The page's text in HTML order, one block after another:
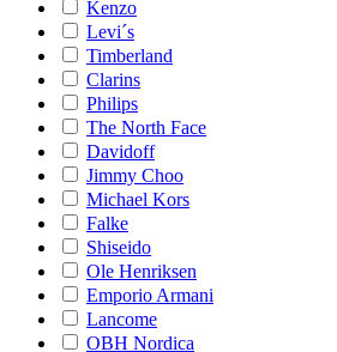
Kenzo
Levi´s
Timberland
Clarins
Philips
The North Face
Davidoff
Jimmy Choo
Michael Kors
Falke
Shiseido
Ole Henriksen
Emporio Armani
Lancome
OBH Nordica